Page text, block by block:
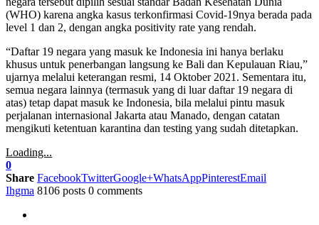
(WHO) karena angka kasus terkonfirmasi Covid-19nya berada pada
level 1 dan 2, dengan angka positivity rate yang rendah.
“Daftar 19 negara yang masuk ke Indonesia ini hanya berlaku
khusus untuk penerbangan langsung ke Bali dan Kepulauan Riau,”
ujarnya melalui keterangan resmi, 14 Oktober 2021. Sementara itu,
semua negara lainnya (termasuk yang di luar daftar 19 negara di
atas) tetap dapat masuk ke Indonesia, bila melalui pintu masuk
perjalanan internasional Jakarta atau Manado, dengan catatan
mengikuti ketentuan karantina dan testing yang sudah ditetapkan.
Loading...
0
Share FacebookTwitterGoogle+WhatsAppPinterestEmail
Ihgma 8106 posts 0 comments